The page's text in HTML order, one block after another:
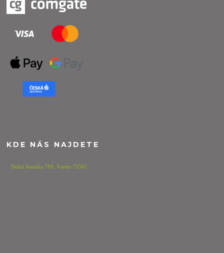
KDE NÁS NAJDETE
Dolní Jasenka 769,Vsetín 75501